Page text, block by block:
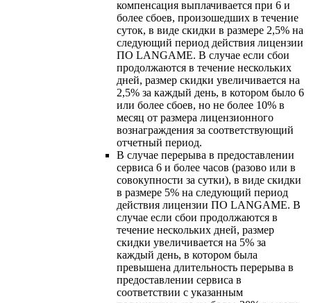
компенсация выплачивается при 6 и
более сбоев, произошедших в течение
суток, в виде скидки в размере 2,5% на
следующий период действия лицензии
ПО LANGAME. В случае если сбои
продолжаются в течение нескольких
дней, размер скидки увеличивается на
2,5% за каждый день, в котором было 6
или более сбоев, но не более 10% в
месяц от размера лицензионного
вознаграждения за соответствующий
отчетный период.
В случае перерыва в предоставлении
сервиса 6 и более часов (разово или в
совокупности за сутки), в виде скидки
в размере 5% на следующий период
действия лицензии ПО LANGAME. В
случае если сбои продолжаются в
течение нескольких дней, размер
скидки увеличивается на 5% за
каждый день, в котором была
превышена длительность перерыва в
предоставлении сервиса в
соответствии с указанным